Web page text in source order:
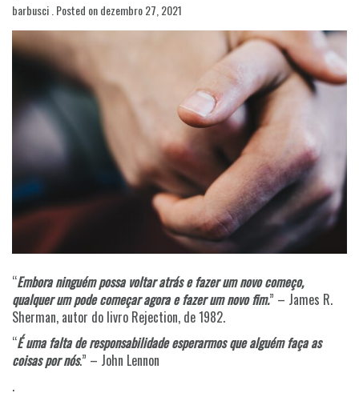
barbusci .Posted ondezembro 27, 2021
“Embora ninguém possa voltar atrás e fazer um novo começo,
qualquer um pode começar agora e fazer um novo fim.” – James R.
Sherman, autor do livro Rejection, de 1982.
“É uma falta de responsabilidade esperarmos que alguém faça as
coisas por nós.” – John Lennon
.